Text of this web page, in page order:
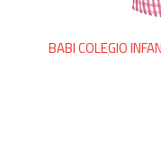
BABI COLEGIO